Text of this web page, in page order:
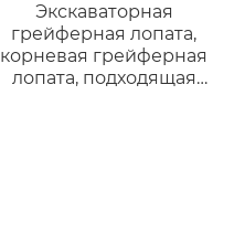
Экскаваторная
грейферная лопата,
корневая грейферная
лопата, подходящая